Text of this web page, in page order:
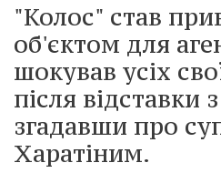
"Колос" став
об'єктом для
шокував усіх
після відставки
згадавши про
Харатіним.